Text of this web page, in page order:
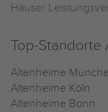
Häuser
Top-Standorte
Altenheime
Altenheime Köln
Altenheime Bonn